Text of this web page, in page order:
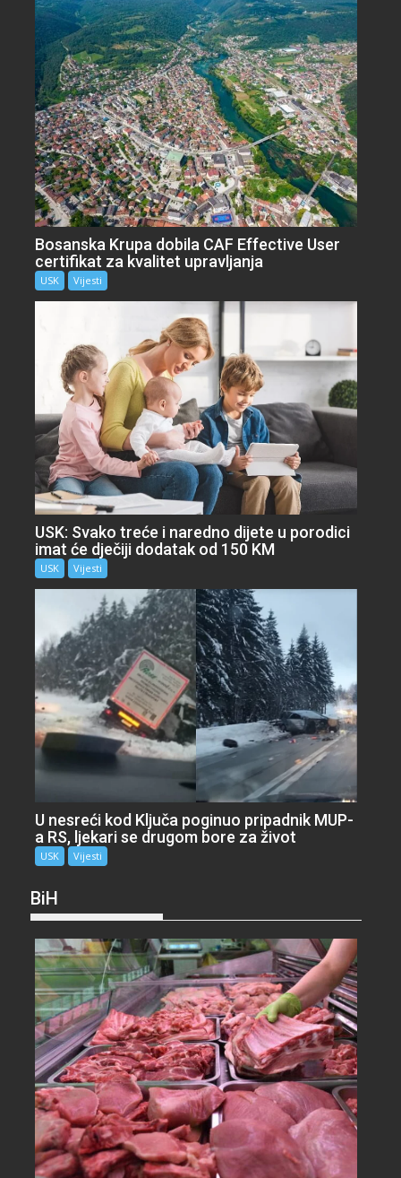
Bosanska Krupa dobila CAF Effective User
certifikat za kvalitet upravljanja
USK Vijesti
USK: Svako treće i naredno dijete u porodici
imat će dječiji dodatak od 150 KM
USK Vijesti
U nesreći kod Ključa poginuo pripadnik MUP-
a RS, ljekari se drugom bore za život
USK Vijesti
BiH